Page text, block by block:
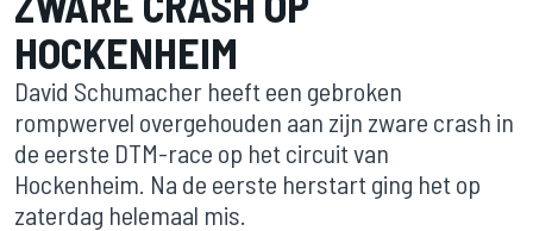
HOCKENHEIM
David Schumacher heeft een gebroken
rompwervel overgehouden aan zijn zware crash in
de eerste DTM-race op het circuit van
Hockenheim. Na de eerste herstart ging het op
zaterdag helemaal mis.